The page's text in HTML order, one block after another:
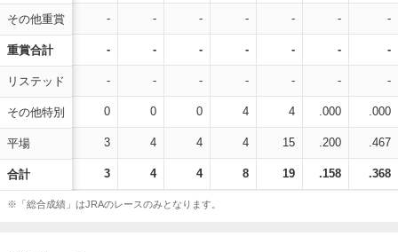
その他重賞
重賞合計
リステッド
その他特別
平場
合計
- - - - - - -
- - - - - - -
- - - - - - -
0 0 0 4 4 .000 .000
3 4 4 4 15 .200 .467
3 4 4 8 19 .158 .368
※「総合成績」はJRAのレースのみとなります。